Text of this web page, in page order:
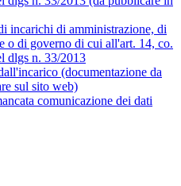
incarichi di amministrazione, di
o di governo di cui all'art. 14, co.
dlgs n. 33/2013
(documentazione da
sul sito web)
comunicazione dei dati